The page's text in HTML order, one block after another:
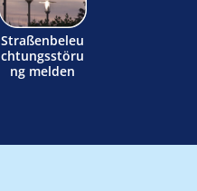
Straßenbeleu
chtungsstöru
ng melden